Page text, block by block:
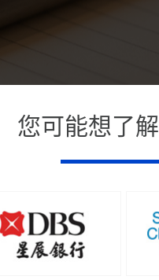
您可能想了